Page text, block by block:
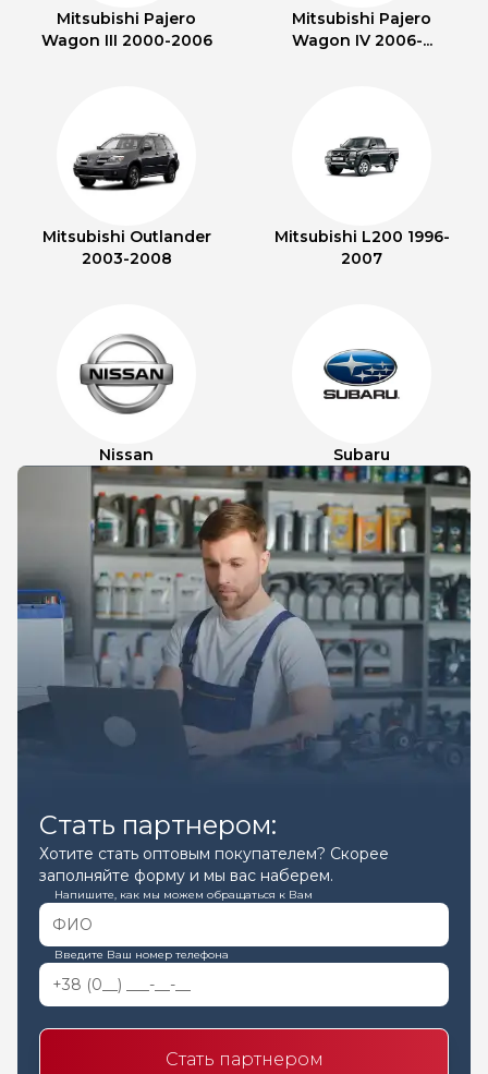
Mitsubishi Pajero
Wagon III 2000-2006
Mitsubishi Pajero
Wagon IV 2006-...
Mitsubishi Outlander
2003-2008
Mitsubishi L200 1996-
2007
Nissan Subaru
Стать партнером:
Хотите стать оптовым покупателем? Скорее
заполняйте форму и мы вас наберем.
Напишите, как мы можем обращаться к Вам
Введите Ваш номер телефона
Стать партнером